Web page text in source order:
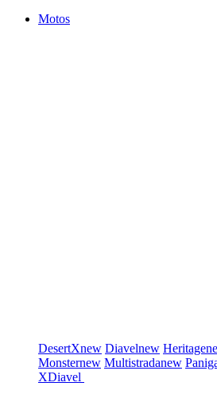
Motos
DesertXnew Diavelnew Heritage
Monsternew Multistradanew
XDiavel